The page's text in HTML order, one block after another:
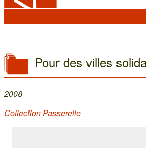
Pour des villes
2008
Collection Passerelle